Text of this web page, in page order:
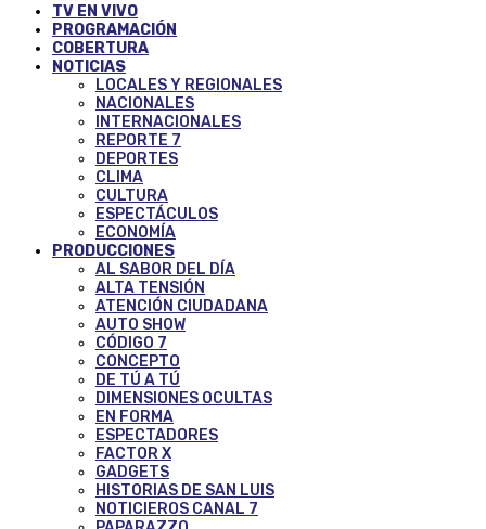
TV EN VIVO
PROGRAMACIÓN
COBERTURA
NOTICIAS
LOCALES Y REGIONALES
NACIONALES
INTERNACIONALES
REPORTE 7
DEPORTES
CLIMA
CULTURA
ESPECTÁCULOS
ECONOMÍA
PRODUCCIONES
AL SABOR DEL DÍA
ALTA TENSIÓN
ATENCIÓN CIUDADANA
AUTO SHOW
CÓDIGO 7
CONCEPTO
DE TÚ A TÚ
DIMENSIONES OCULTAS
EN FORMA
ESPECTADORES
FACTOR X
GADGETS
HISTORIAS DE SAN LUIS
NOTICIEROS CANAL 7